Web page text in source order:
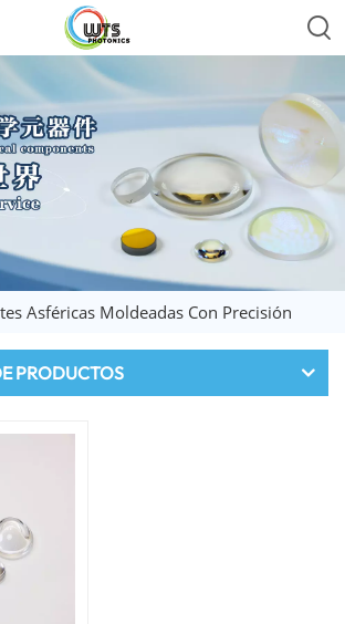
Asféricas Moldeadas Con Precisión
PRODUCTOS